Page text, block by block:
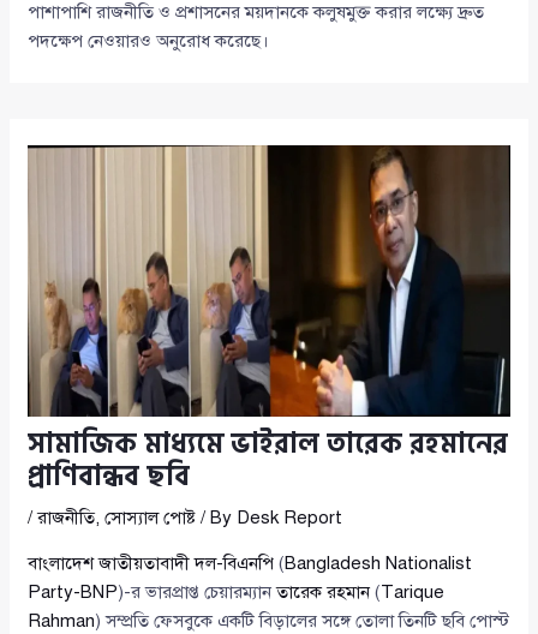
পাশাপাশি রাজনীতি ও প্রশাসনের ময়দানকে কলুষমুক্ত করার লক্ষ্যে দ্রুত
পদক্ষেপ নেওয়ারও অনুরোধ করেছে।
সামাজিক মাধ্যমে ভাইরাল তারেক রহমানের
প্রাণিবান্ধব ছবি
/রাজনীতি,সোস্যাল পোষ্ট / By Desk Report
বাংলাদেশ জাতীয়তাবাদী দল-বিএনপি (Bangladesh Nationalist
Party-BNP)-র ভারপ্রাপ্ত চেয়ারম্যানতারেক রহমান(Tarique
Rahman) সম্প্রতি ফেসবুকে একটি বিড়ালের সঙ্গে তোলা তিনটি ছবি পোস্ট